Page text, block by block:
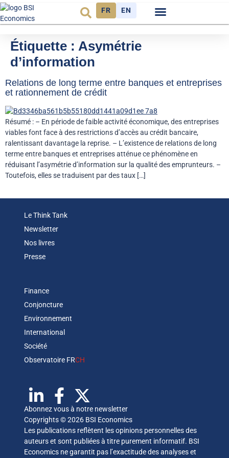
FR EN
Étiquette : Asymétrie
d’information
Relations de long terme entre banques et entreprises
et rationnement de crédit
Résumé : – En période de faible activité économique, des entreprises
viables font face à des restrictions d’accès au crédit bancaire,
ralentissant davantage la reprise. – L’existence de relations de long
terme entre banques et entreprises atténue ce phénomène en
réduisant l’asymétrie d’information sur la qualité des emprunteurs. –
Toutefois, elles se traduisent par des taux […]
Le Think Tank
Newsletter
Nos livres
Presse
Finance
Conjoncture
Environnement
International
Société
Observatoire FRCH
Abonnez vous à notre newsletter
Copyrights © 2026 BSI Economics
Les publications reflètent les opinions personnelles des
auteurs et sont publiées à titre purement informatif. BSI
Economics ne garantit pas l’exactitude des analyses et